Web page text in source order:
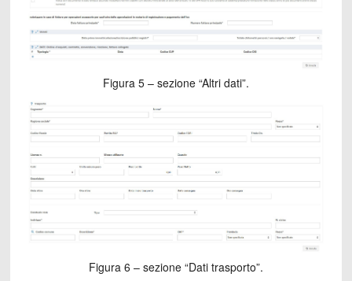
Figura 5 – sezione “Altri dati”.
Figura 6 – sezione “Dati trasporto”.